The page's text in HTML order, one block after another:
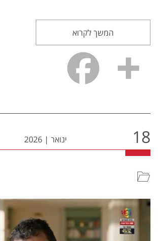
המשך לקרוא
18 ינואר |
2026